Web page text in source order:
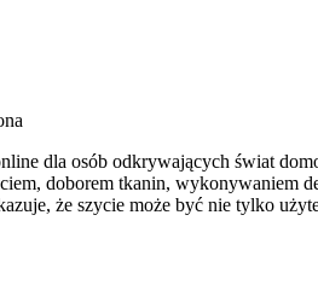
dla osób odkrywających świat
doborem tkanin, wykonywaniem
że szycie może być nie tylko